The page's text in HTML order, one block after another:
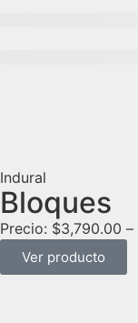
Indural
Bloques
Precio: $3,790.00 –
Ver producto